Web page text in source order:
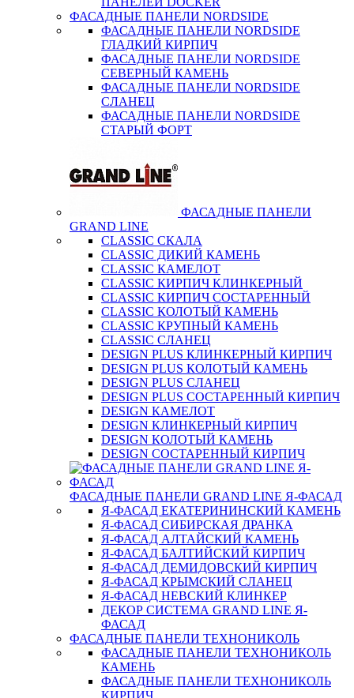
ФАСАДНЫЕ ПАНЕЛИ NORDSIDE
ФАСАДНЫЕ ПАНЕЛИ NORDSIDE
ГЛАДКИЙ КИРПИЧ
ФАСАДНЫЕ ПАНЕЛИ NORDSIDE
СЕВЕРНЫЙ КАМЕНЬ
ФАСАДНЫЕ ПАНЕЛИ NORDSIDE
СЛАНЕЦ
ФАСАДНЫЕ ПАНЕЛИ NORDSIDE
СТАРЫЙ ФОРТ
ФАСАДНЫЕ ПАНЕЛИ
GRAND LINE
CLASSIC СКАЛА
CLASSIC ДИКИЙ КАМЕНЬ
CLASSIC КАМЕЛОТ
CLASSIC КИРПИЧ КЛИНКЕРНЫЙ
CLASSIC КИРПИЧ СОСТАРЕННЫЙ
CLASSIC КОЛОТЫЙ КАМЕНЬ
CLASSIC КРУПНЫЙ КАМЕНЬ
CLASSIC СЛАНЕЦ
DESIGN PLUS КЛИНКЕРНЫЙ КИРПИЧ
DESIGN PLUS КОЛОТЫЙ КАМЕНЬ
DESIGN PLUS СЛАНЕЦ
DESIGN PLUS СОСТАРЕННЫЙ КИРПИЧ
DESIGN КАМЕЛОТ
DESIGN КЛИНКЕРНЫЙ КИРПИЧ
DESIGN КОЛОТЫЙ КАМЕНЬ
DESIGN СОСТАРЕННЫЙ КИРПИЧ
ФАСАДНЫЕ ПАНЕЛИ GRAND LINE Я-ФАСАД
Я-ФАСАД ЕКАТЕРИНИНСКИЙ КАМЕНЬ
Я-ФАСАД СИБИРСКАЯ ДРАНКА
Я-ФАСАД АЛТАЙСКИЙ КАМЕНЬ
Я-ФАСАД БАЛТИЙСКИЙ КИРПИЧ
Я-ФАСАД ДЕМИДОВСКИЙ КИРПИЧ
Я-ФАСАД КРЫМСКИЙ СЛАНЕЦ
Я-ФАСАД НЕВСКИЙ КЛИНКЕР
ДЕКОР СИСТЕМА GRAND LINE Я-
ФАСАД
ФАСАДНЫЕ ПАНЕЛИ ТЕХНОНИКОЛЬ
ФАСАДНЫЕ ПАНЕЛИ ТЕХНОНИКОЛЬ
КАМЕНЬ
ФАСАДНЫЕ ПАНЕЛИ ТЕХНОНИКОЛЬ
КИРПИЧ